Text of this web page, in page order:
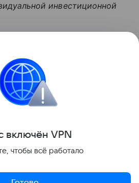
инвестиционной
видов
факторы, влияющие на
а также экономические и
этого явления.
включён VPN
чтобы всё работало